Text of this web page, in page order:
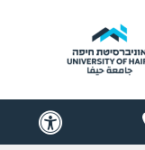
contact